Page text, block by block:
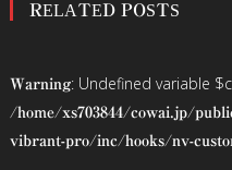
ナ
ゲ
ー
RELATED POSTS
Warning: Undefined variable
/home/xs703844/cowai.jp/
vibrant-pro/inc/hooks/nv-